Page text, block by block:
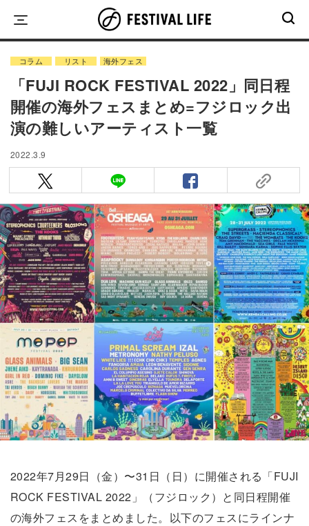
content
コラム リスト 海外フェス
「FUJI ROCK FESTIVAL 2022」同日程
開催の海外フェスまとめ=フジロック出
演の難しいアーティスト一覧
2022.3.9
2022年7月29日（金）〜31日（日）に開催される「FUJI
ROCK FESTIVAL 2022」（フジロック）と同日程開催
の海外フェスをまとめました。以下のフェスにラインナ